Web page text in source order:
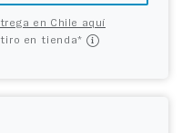
en Chile aquí
en tienda*